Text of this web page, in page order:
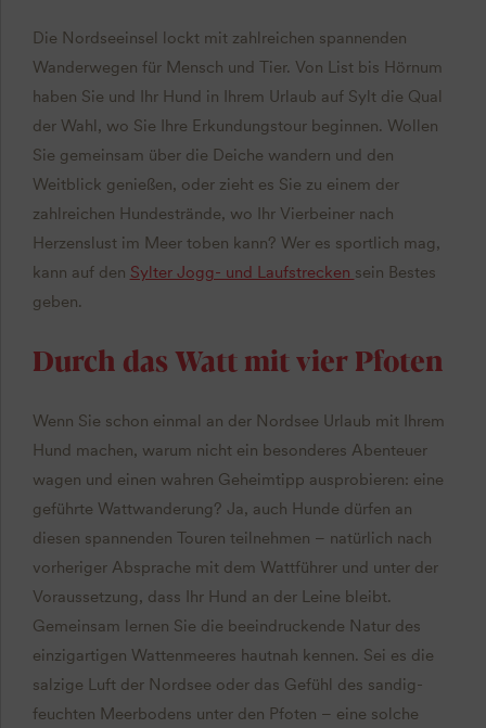
Die Nordseeinsel lockt mit zahlreichen spannenden
Wanderwegen für Mensch und Tier. Von List bis Hörnum
haben Sie und Ihr Hund in Ihrem Urlaub auf Sylt die Qual
der Wahl, wo Sie Ihre Erkundungstour beginnen. Wollen
Sie gemeinsam über die Deiche wandern und den
Weitblick genießen, oder zieht es Sie zu einem der
zahlreichen Hundestrände, wo Ihr Vierbeiner nach
Herzenslust im Meer toben kann? Wer es sportlich mag,
kann auf den Sylter Jogg- und Laufstrecken sein Bestes
geben.
Durch das Watt mit vier Pfoten
Wenn Sie schon einmal an der Nordsee Urlaub mit Ihrem
Hund machen, warum nicht ein besonderes Abenteuer
wagen und einen wahren Geheimtipp ausprobieren: eine
geführte Wattwanderung? Ja, auch Hunde dürfen an
diesen spannenden Touren teilnehmen – natürlich nach
vorheriger Absprache mit dem Wattführer und unter der
Voraussetzung, dass Ihr Hund an der Leine bleibt.
Gemeinsam lernen Sie die beeindruckende Natur des
einzigartigen Wattenmeeres hautnah kennen. Sei es die
salzige Luft der Nordsee oder das Gefühl des sandig-
feuchten Meerbodens unter den Pfoten – eine solche